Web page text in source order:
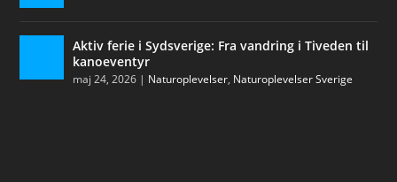
Aktiv ferie i Sydsverige: Fra vandring i Tiveden til
kanoeventyr
maj 24, 2026 | Naturoplevelser, Naturoplevelser Sverige